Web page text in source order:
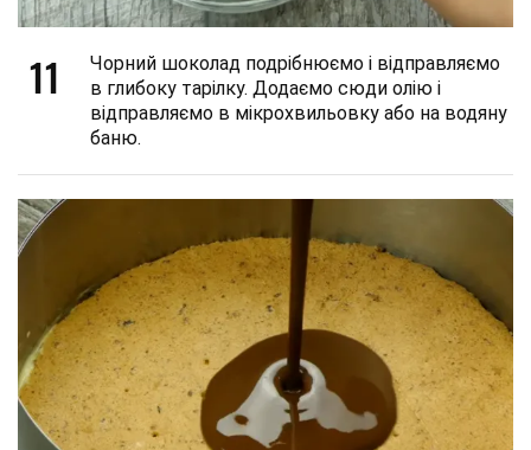
11
Чорний шоколад подрібнюємо і відправляємо
в глибоку тарілку. Додаємо сюди олію і
відправляємо в мікрохвильовку або на водяну
баню.